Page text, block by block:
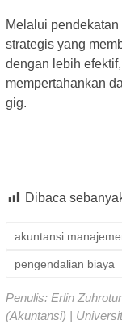
Melalui
strategis yang
dengan lebih
mempertahankan
gig.
Dibaca
akuntansi
pengendalian biaya
Penulis: Erlin
(Akuntansi) |